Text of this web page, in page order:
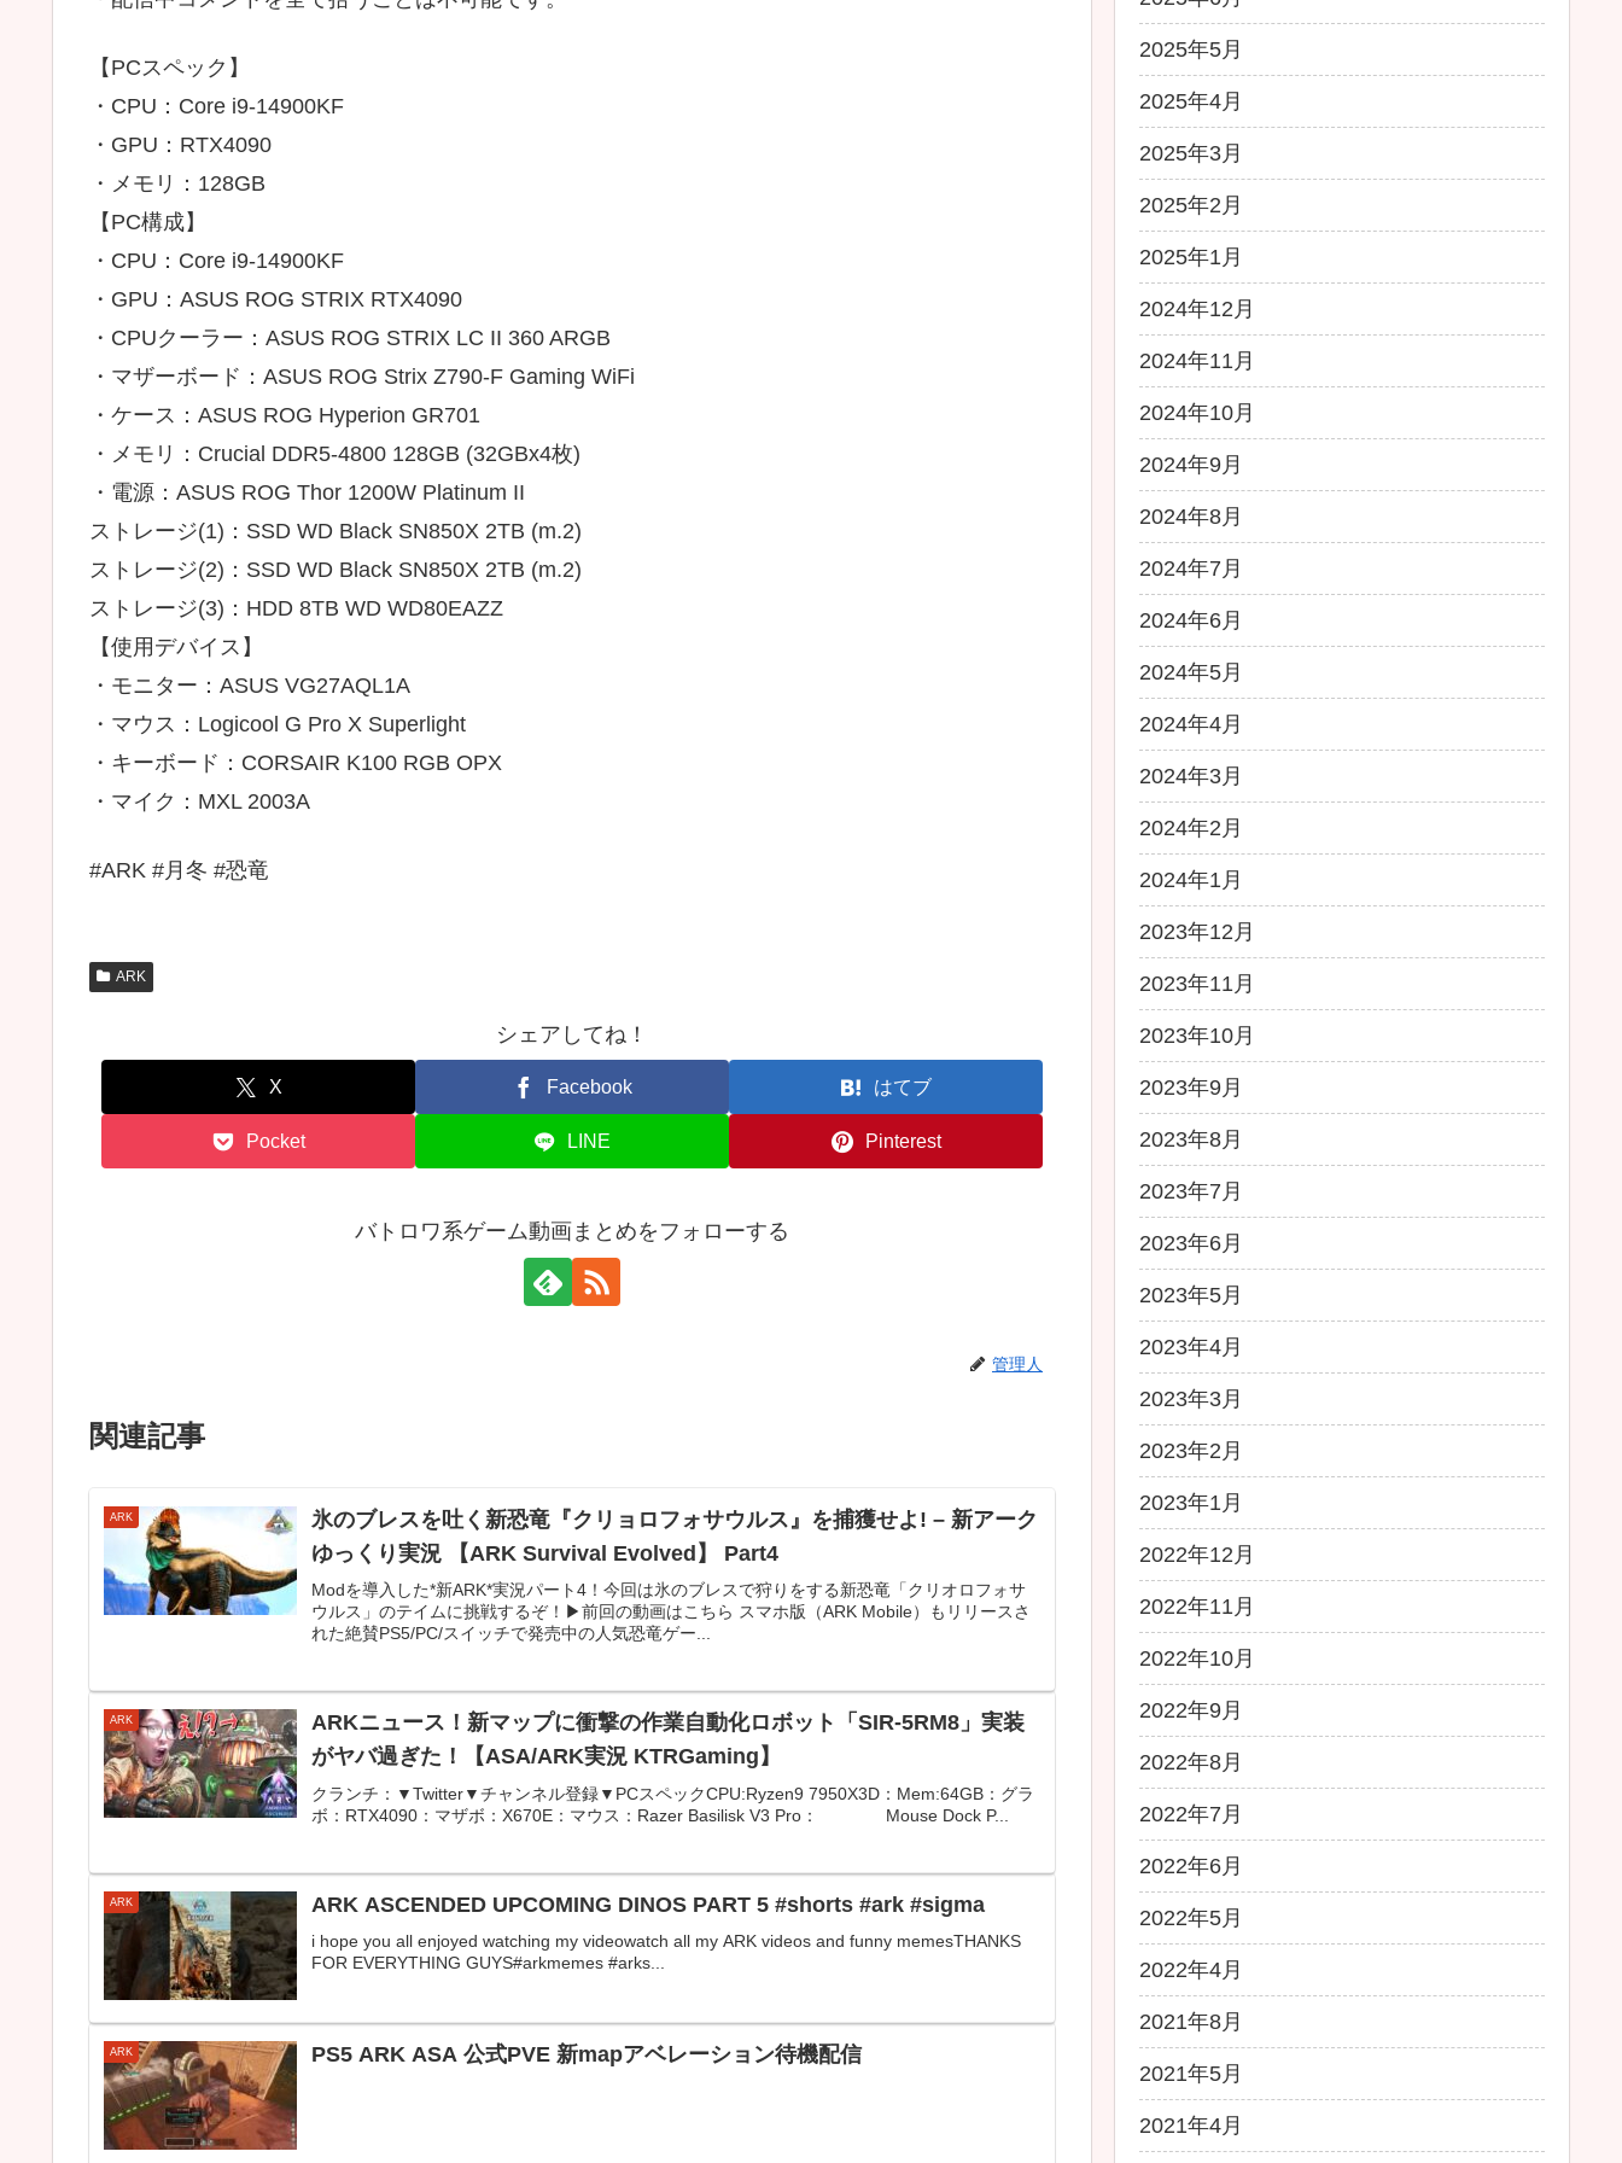
【PCスペック】
・CPU：Core i9-14900KF
・GPU：RTX4090
・メモリ：128GB
【PC構成】
・CPU：Core i9-14900KF
・GPU：ASUS ROG STRIX RTX4090
・CPUクーラー：ASUS ROG STRIX LC II 360 ARGB
・マザーボード：ASUS ROG Strix Z790-F Gaming WiFi
・ケース：ASUS ROG Hyperion GR701
・メモリ：Crucial DDR5-4800 128GB (32GBx4枚)
・電源：ASUS ROG Thor 1200W Platinum II
ストレージ(1)：SSD WD Black SN850X 2TB (m.2)
ストレージ(2)：SSD WD Black SN850X 2TB (m.2)
ストレージ(3)：HDD 8TB WD WD80EAZZ
【使用デバイス】
・モニター：ASUS VG27AQL1A
・マウス：Logicool G Pro X Superlight
・キーボード：CORSAIR K100 RGB OPX
・マイク：MXL 2003A
#ARK #月冬 #恐竜
ARK
シェアしてね！
X Facebook はてブ
Pocket LINE Pinterest
バトロワ系ゲーム動画まとめをフォローする
管理人
関連記事
ARK
氷のブレスを吐く新恐竜『クリョロフォサウルス』を捕獲せよ! – 新アーク
ゆっくり実況 【ARK Survival Evolved】 Part4
Modを導入した*新ARK*実況パート4！今回は氷のブレスで狩りをする新恐竜「クリオロフォサ
ウルス」のテイムに挑戦するぞ！▶前回の動画はこちら スマホ版（ARK Mobile）もリリースさ
れた絶賛PS5/PC/スイッチで発売中の人気恐竜ゲー...
ARK
ARKニュース！新マップに衝撃の作業自動化ロボット「SIR-5RM8」実装
がヤバ過ぎた！【ASA/ARK実況 KTRGaming】
クランチ：▼Twitter▼チャンネル登録▼PCスペックCPU:Ryzen9 7950X3D：Mem:64GB：グラ
ボ：RTX4090：マザボ：X670E：マウス：Razer Basilisk V3 Pro： Mouse Dock P...
ARK ARK ASCENDED UPCOMING DINOS PART 5 #shorts #ark #sigma
i hope you all enjoyed watching my videowatch all my ARK videos and funny memesTHANKS
FOR EVERYTHING GUYS#arkmemes #arks...
ARK PS5 ARK ASA 公式PVE 新mapアベレーション待機配信
2025年5月
2025年4月
2025年3月
2025年2月
2025年1月
2024年12月
2024年11月
2024年10月
2024年9月
2024年8月
2024年7月
2024年6月
2024年5月
2024年4月
2024年3月
2024年2月
2024年1月
2023年12月
2023年11月
2023年10月
2023年9月
2023年8月
2023年7月
2023年6月
2023年5月
2023年4月
2023年3月
2023年2月
2023年1月
2022年12月
2022年11月
2022年10月
2022年9月
2022年8月
2022年7月
2022年6月
2022年5月
2022年4月
2021年8月
2021年5月
2021年4月